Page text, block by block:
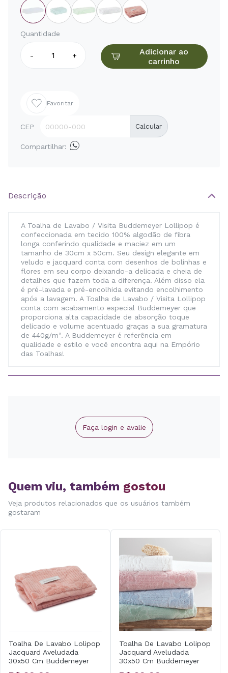
Quantidade
- +
Adicionar ao
carrinho
Favoritar
CEP Calcular
Compartilhar:
Descrição
A Toalha de Lavabo / Visita Buddemeyer Lollipop é
confeccionada em tecido 100% algodão de fibra
longa conferindo qualidade e maciez em um
tamanho de 30cm x 50cm. Seu design elegante em
veludo e jacquard conta com desenhos de bolinhas e
flores em seu corpo deixando-a delicada e cheia de
detalhes que fazem toda a diferença. Além disso ela
é pré-lavada e pré-encolhida evitando encolhimento
após a lavagem. A Toalha de Lavabo / Visita Lollipop
conta com acabamento especial Buddemeyer que
proporciona alta capacidade de absorção toque
delicado e volume acentuado graças a sua gramatura
de 440g/m². A Buddemeyer é referência em
qualidade e estilo e você encontra aqui na Empório
das Toalhas!
Faça login e avalie
Quem viu, também gostou
Veja produtos relacionados que os usuários também
gostaram
Toalha De Lavabo Lolipop
Jacquard Aveludada
30x50 Cm Buddemeyer
Toalha De Lavabo Lolipop
Jacquard Aveludada
30x50 Cm Buddemeyer